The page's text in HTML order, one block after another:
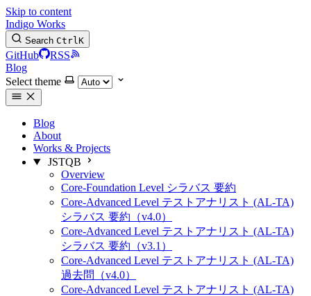
Skip to content
Indigo Works
Search CtrlK
GitHub
RSS
Blog
Select theme
Blog
About
Works & Projects
JSTQB
Overview
Core-Foundation Level シラバス 要約
Core-Advanced Level テストアナリスト (AL-TA)
シラバス 要約（v4.0）
Core-Advanced Level テストアナリスト (AL-TA)
シラバス 要約（v3.1）
Core-Advanced Level テストアナリスト (AL-TA)
過去問（v4.0）
Core-Advanced Level テストアナリスト (AL-TA)